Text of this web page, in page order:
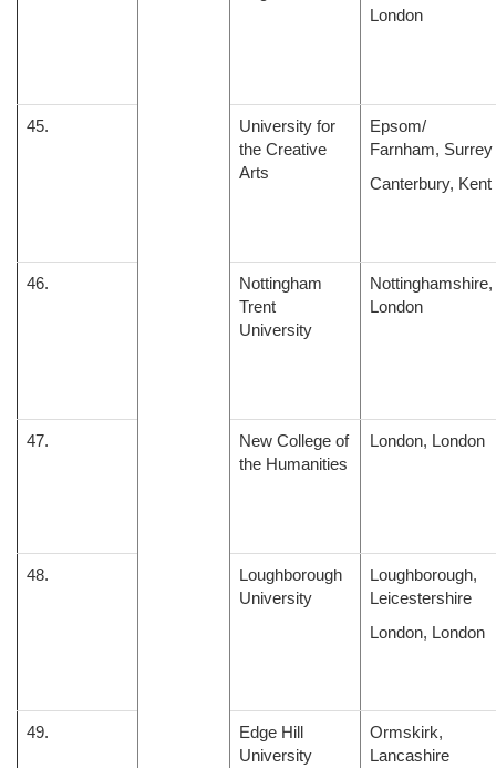
London
45.
University for
the Creative
Arts
Epsom/
Farnham, Surrey
Canterbury, Kent
46.
Nottingham
Trent
University
Nottinghamshire,
London
47.
New College of
the Humanities
London, London
48.
Loughborough
University
Loughborough,
Leicestershire
London, London
49.
Edge Hill
University
Ormskirk,
Lancashire